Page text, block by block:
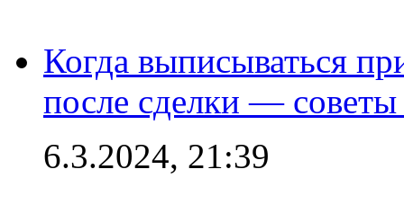
Когда выписываться
после сделки —
6.3.2024, 21:39